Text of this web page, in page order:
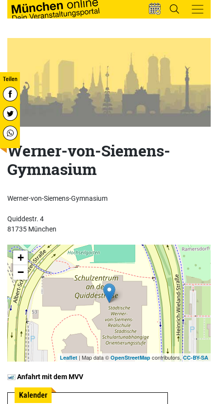
Werner-von-Siemens-
Gymnasium
Werner-von-Siemens-Gymnasium
Quiddestr. 4
81735 München
+
−
Leaflet | Map data © OpenStreetMap contributors,CC-BY-SA
Anfahrt mit dem MVV